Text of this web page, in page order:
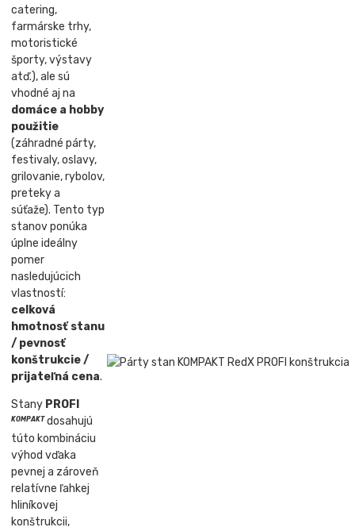
catering,
farmárske trhy,
motoristické
športy, výstavy
atď.), ale sú
vhodné aj na
domáce a hobby
použitie
(záhradné párty,
festivaly, oslavy,
grilovanie, rybolov,
preteky a
súťaže). Tento typ
stanov ponúka
úplne ideálny
pomer
nasledujúcich
vlastností:
celková
hmotnosť stanu
/ pevnosť
konštrukcie /
prijateľná cena.
Stany PROFI
KOMPAKTdosahujú
túto kombináciu
výhod vďaka
pevnej a zároveň
relatívne ľahkej
hliníkovej
konštrukcii,